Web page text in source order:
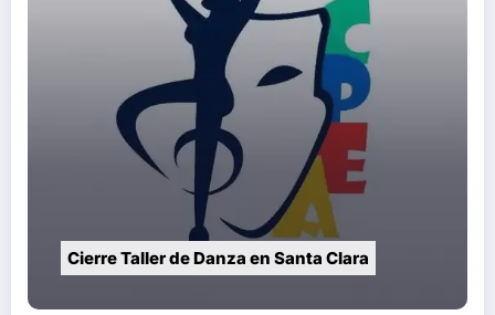
Cierre Taller de Danza en Santa Clara